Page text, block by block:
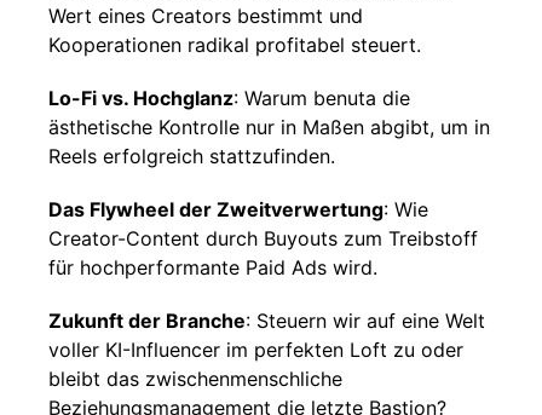
Wert eines Creators bestimmt und
Kooperationen radikal profitabel steuert.
Lo-Fi vs. Hochglanz: Warum benuta die
ästhetische Kontrolle nur in Maßen abgibt, um in
Reels erfolgreich stattzufinden.
Das Flywheel der Zweitverwertung: Wie
Creator-Content durch Buyouts zum Treibstoff
für hochperformante Paid Ads wird.
Zukunft der Branche: Steuern wir auf eine Welt
voller KI-Influencer im perfekten Loft zu oder
bleibt das zwischenmenschliche
Beziehungsmanagement die letzte Bastion?